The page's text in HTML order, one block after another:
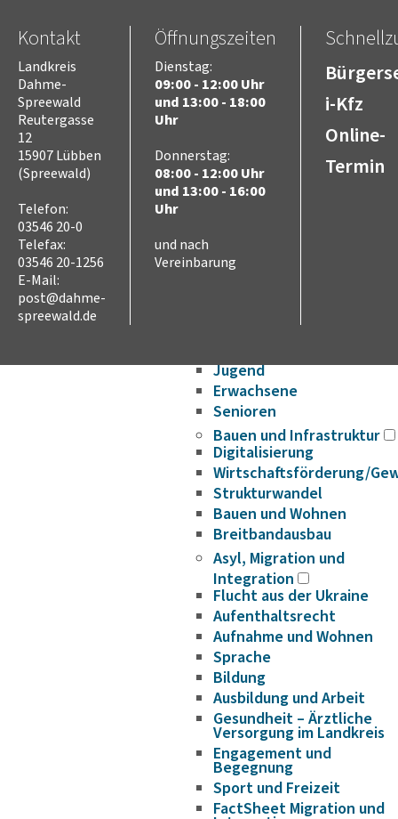
Satzungen und Richtlinien
Amtsblätter
Ausschreibungen
Stellenausschreibungen
Wahlen
Kreistag
Vorsitz des Kreistages
Rats- und
Kreistag
Jugend
Erwachsene
Senioren
Bauen und Infrastruktur
Digitalisierung
Wirtschaftsförderung/
Strukturwandel
Bauen und Wohnen
Breitbandausbau
Asyl, Migration und
Integration
Flucht aus der Ukraine
Aufenthaltsrecht
Aufnahme und Wohnen
Sprache
Bildung
Ausbildung und Arbeit
Gesundheit – Ärztliche
Versorgung im Landkreis
Engagement und
Begegnung
Sport und Freizeit
FactSheet Migration und
Kontakt
Landkreis
Dahme-
Spreewald
Reutergasse
12
15907 Lübben
(Spreewald)
Telefon:
03546 20-0
Telefax:
03546 20-1256
E-Mail:
post@dahme-
spreewald.de
Öffnungszeiten
Dienstag:
09:00 - 12:00 Uhr
und 13:00 - 18:00
Uhr
Donnerstag:
08:00 - 12:00 Uhr
und 13:00 - 16:00
Uhr
und nach
Vereinbarung
i-Kfz
Online-
Termin